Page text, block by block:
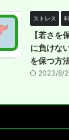
ストレス
【若さを
に負けな
を保つ方
2023/8/